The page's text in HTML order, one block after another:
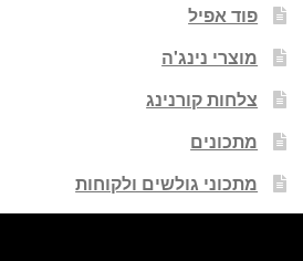
פוד אפיל
מוצרי נינג'ה
צלחות קורנינג
מתכונים
מתכוני גולשים ולקוחות